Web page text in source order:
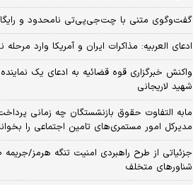
گفت‌وگوی متنی با چت‌جی‌پی‌تی نامحدود و
ادعای العربیه: مذاکرات ایران و آمریکا وارد
واکنش خبرگزاری قوه قضائیه به ادعای یک
شهید لاریجانی
مابه التفاوت حقوق بازنشستگان چه زمانی
مدیرکل امور مستمری‌های تامین اجتماعی را
شناورهای متخلف